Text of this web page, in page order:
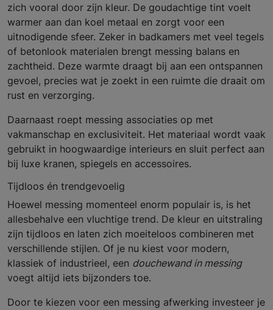
zich vooral door zijn kleur. De goudachtige tint voelt
warmer aan dan koel metaal en zorgt voor een
uitnodigende sfeer. Zeker in badkamers met veel tegels
of betonlook materialen brengt messing balans en
zachtheid. Deze warmte draagt bij aan een ontspannen
gevoel, precies wat je zoekt in een ruimte die draait om
rust en verzorging.
Daarnaast roept messing associaties op met
vakmanschap en exclusiviteit. Het materiaal wordt vaak
gebruikt in hoogwaardige interieurs en sluit perfect aan
bij luxe kranen, spiegels en accessoires.
Tijdloos én trendgevoelig
Hoewel messing momenteel enorm populair is, is het
allesbehalve een vluchtige trend. De kleur en uitstraling
zijn tijdloos en laten zich moeiteloos combineren met
verschillende stijlen. Of je nu kiest voor modern,
klassiek of industrieel, een douchewand in messing
voegt altijd iets bijzonders toe.
Door te kiezen voor een messing afwerking investeer je